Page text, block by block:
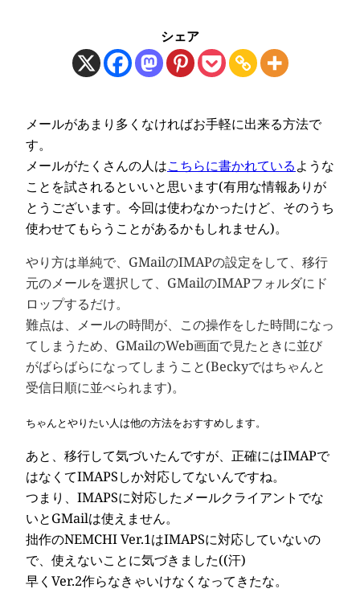
シェア
メールがあまり多くなければお手軽に出来る方法で
す。
メールがたくさんの人はこちらに書かれているような
ことを試されるといいと思います(有用な情報ありが
とうございます。今回は使わなかったけど、そのうち
使わせてもらうことがあるかもしれません)。
やり方は単純で、GMailのIMAPの設定をして、移行
元のメールを選択して、GMailのIMAPフォルダにド
ロップするだけ。
難点は、メールの時間が、この操作をした時間になっ
てしまうため、GMailのWeb画面で見たときに並び
がばらばらになってしまうこと(Beckyではちゃんと
受信日順に並べられます)。
ちゃんとやりたい人は他の方法をおすすめします。
あと、移行して気づいたんですが、正確にはIMAPで
はなくてIMAPSしか対応してないんですね。
つまり、IMAPSに対応したメールクライアントでな
いとGMailは使えません。
拙作のNEMCHI Ver.1はIMAPSに対応していないの
で、使えないことに気づきました((汗)
早くVer.2作らなきゃいけなくなってきたな。